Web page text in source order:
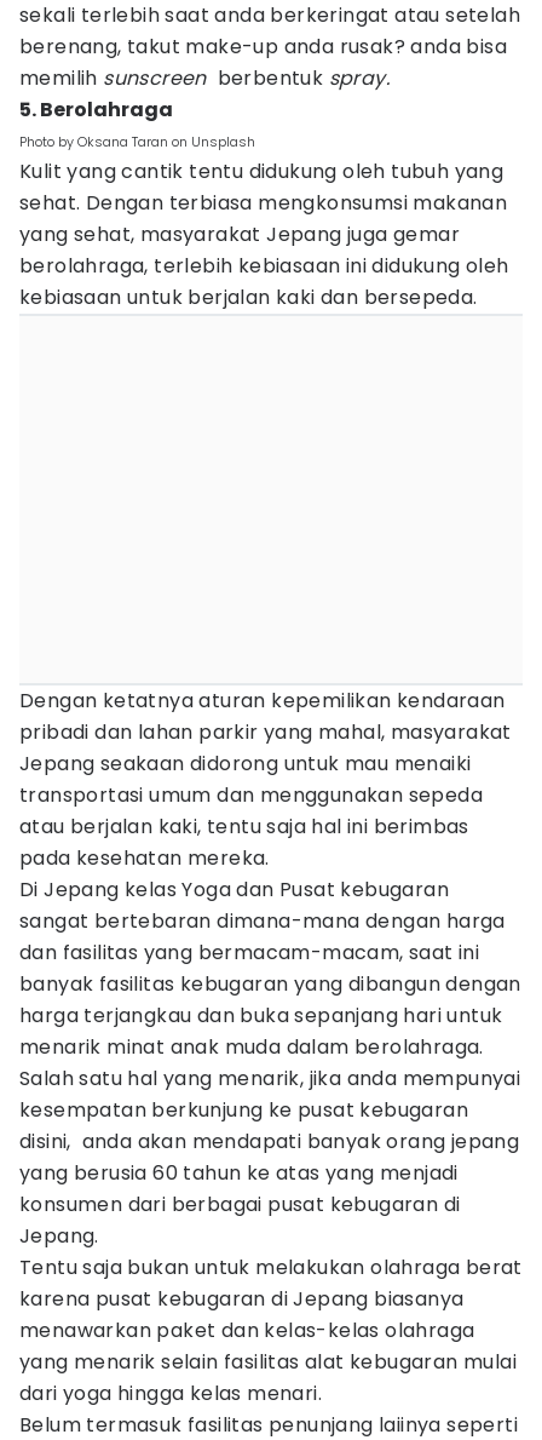
sekali terlebih saat anda berkeringat atau setelah
berenang, takut make-up anda rusak? anda bisa
memilih sunscreen berbentuk spray.
5. Berolahraga
Photo by Oksana Taran on Unsplash
Kulit yang cantik tentu didukung oleh tubuh yang
sehat. Dengan terbiasa mengkonsumsi makanan
yang sehat, masyarakat Jepang juga gemar
berolahraga, terlebih kebiasaan ini didukung oleh
kebiasaan untuk berjalan kaki dan bersepeda.
Dengan ketatnya aturan kepemilikan kendaraan
pribadi dan lahan parkir yang mahal, masyarakat
Jepang seakaan didorong untuk mau menaiki
transportasi umum dan menggunakan sepeda
atau berjalan kaki, tentu saja hal ini berimbas
pada kesehatan mereka.
Di Jepang kelas Yoga dan Pusat kebugaran
sangat bertebaran dimana-mana dengan harga
dan fasilitas yang bermacam-macam, saat ini
banyak fasilitas kebugaran yang dibangun dengan
harga terjangkau dan buka sepanjang hari untuk
menarik minat anak muda dalam berolahraga.
Salah satu hal yang menarik, jika anda mempunyai
kesempatan berkunjung ke pusat kebugaran
disini, anda akan mendapati banyak orang jepang
yang berusia 60 tahun ke atas yang menjadi
konsumen dari berbagai pusat kebugaran di
Jepang.
Tentu saja bukan untuk melakukan olahraga berat
karena pusat kebugaran di Jepang biasanya
menawarkan paket dan kelas-kelas olahraga
yang menarik selain fasilitas alat kebugaran mulai
dari yoga hingga kelas menari.
Belum termasuk fasilitas penunjang laiinya seperti